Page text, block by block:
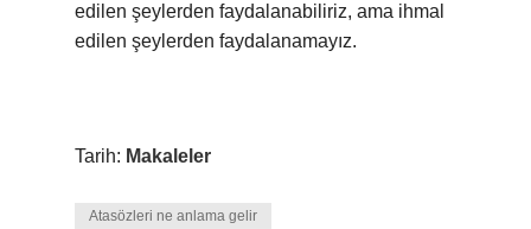
edilen şeylerden faydalanabiliriz, ama ihmal
edilen şeylerden faydalanamayız.
Tarih: Makaleler
Atasözleri ne anlama gelir